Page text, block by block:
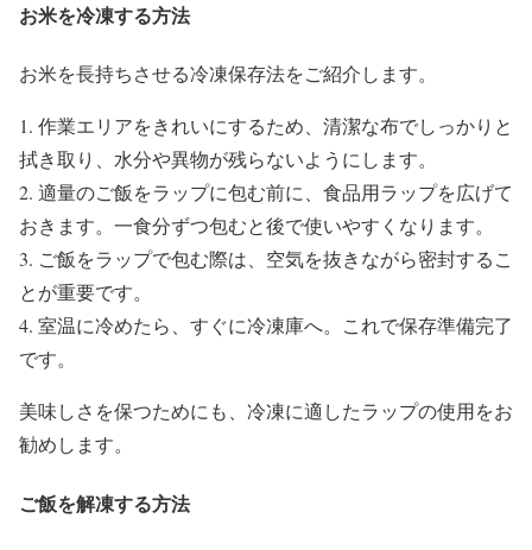
お米を冷凍する方法
お米を長持ちさせる冷凍保存法をご紹介します。
1. 作業エリアをきれいにするため、清潔な布でしっかりと
拭き取り、水分や異物が残らないようにします。
2. 適量のご飯をラップに包む前に、食品用ラップを広げて
おきます。一食分ずつ包むと後で使いやすくなります。
3. ご飯をラップで包む際は、空気を抜きながら密封するこ
とが重要です。
4. 室温に冷めたら、すぐに冷凍庫へ。これで保存準備完了
です。
美味しさを保つためにも、冷凍に適したラップの使用をお
勧めします。
ご飯を解凍する方法